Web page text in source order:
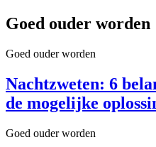
Goed ouder worden
Goed ouder worden
Nachtzweten: 6
de mogelijke
Goed ouder worden